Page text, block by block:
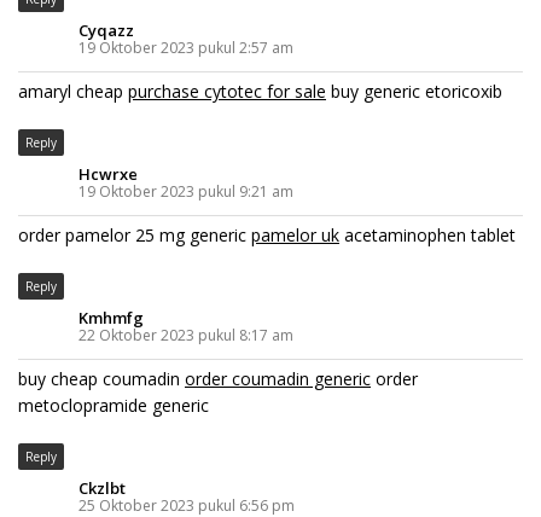
Cyqazz
19 Oktober 2023 pukul 2:57 am
amaryl cheap purchase cytotec for sale buy generic etoricoxib
Reply
Hcwrxe
19 Oktober 2023 pukul 9:21 am
order pamelor 25 mg generic pamelor uk acetaminophen tablet
Reply
Kmhmfg
22 Oktober 2023 pukul 8:17 am
buy cheap coumadin order coumadin generic order
metoclopramide generic
Reply
Ckzlbt
25 Oktober 2023 pukul 6:56 pm